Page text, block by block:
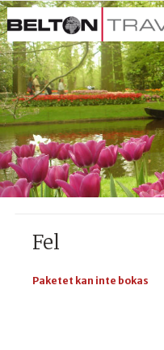
Fel
Paketet kan inte bokas